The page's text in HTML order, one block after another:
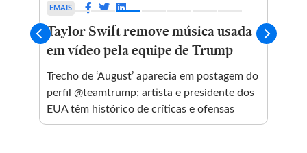
EMAIS
Taylor Swift remove música usada
em vídeo pela equipe de Trump
Trecho de ‘August’ aparecia em postagem do
perfil @teamtrump; artista e presidente dos
EUA têm histórico de críticas e ofensas